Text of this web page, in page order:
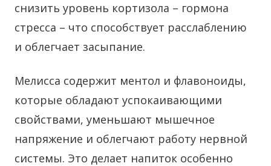
снизить уровень кортизола – гормона
стресса – что способствует расслаблению
и облегчает засыпание.
Мелисса содержит ментол и флавоноиды,
которые обладают успокаивающими
свойствами, уменьшают мышечное
напряжение и облегчают работу нервной
системы. Это делает напиток особенно